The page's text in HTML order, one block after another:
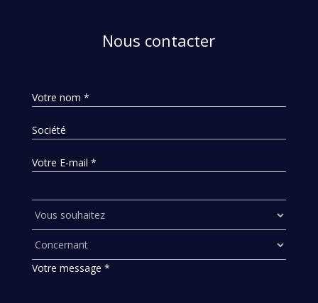
Nous contacter
Votre nom *
Société
Votre E-mail *
Votre message *